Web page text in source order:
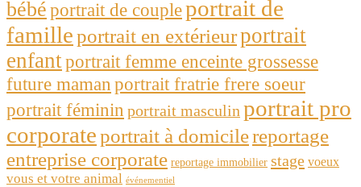
bébéportrait de coupleportrait de
familleportrait en extérieurportrait
enfantportrait femme enceinte grossesse
future maman portrait fratrie frere soeur
portrait féminin portrait masculin portrait pro
corporateportrait à domicilereportage
entreprise corporate reportage immobilier stage voeux
vous et votre animal événementiel